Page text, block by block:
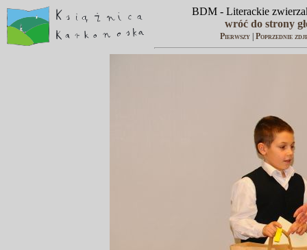
BDM - Literackie
wróć do strony
Pierwszy| Poprzednie